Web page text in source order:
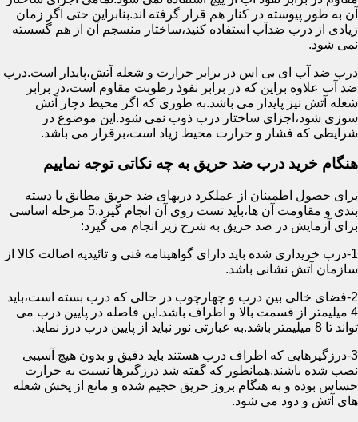
آن به طور پیوسته در کنار هم قرار گرفته اند.بنابراین حتی اگر زمان
زیادی از درب ضدآب استفاده کنید،ساختار منسجم آن از هم گسسته
نمی شود.
درب ضد آب ای بی اس در برابر حرارت و شعله آتش،پایدار است.درب
ضد آب علاوه براین که در برابر نفوذ رطوبت مقاوم است،در برابر
شعله آتش نیز پایدار می باشد.به طوری که اگر محیط دچار آتش
سوزی شود،اجزای ساختار درب ذوب نمی شود.این موضوع در
شرایطی که فشار و حرارت محیط زیاد است،برقرار می باشد.
هنگام خرید درب ضد حریق به چه نکاتی توجه نماییم
برای حصول اطمینان از عملکرد دربهای ضد حریق مطابق با دسته
بندی و مقاومت آن ها،باید تست روی آن انجام گیرد.5 مرحله اساسی
برای آزمایش در ضد حریق به شرح زیر انجام می گیرد:
1-درب خریداری شده باید دارای گواهینامه فنی و تائیدیه اصالت کالا از
سازمان آتش نشانی باشد.
2-فضای خالی بین درب و چهارچوب در حالی که درب بسته است،باید
4 میلیمتر از قسمت بالا و اطراف باشد.این فاصله در پایین درب می
تواند تا 8 میلیمتر باشد.به عبارتی نور نباید از پایین درب درز نماید.
3-درزگیرهایی که اطراف درب هستند باید دقیق و بدون هیچ آسیبی
نصب شده باشند.همانطور که گفته شد درزگیرها نسبت به حرارت
حساس بوده و به هنگام بروز حریق حجیم شده و مانع از پخش شعله
های آتش و دود می شود.